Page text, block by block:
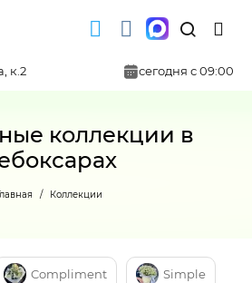
к.2 сегодня с 09:00
коллекции в
Коллекции
Compliment Simple